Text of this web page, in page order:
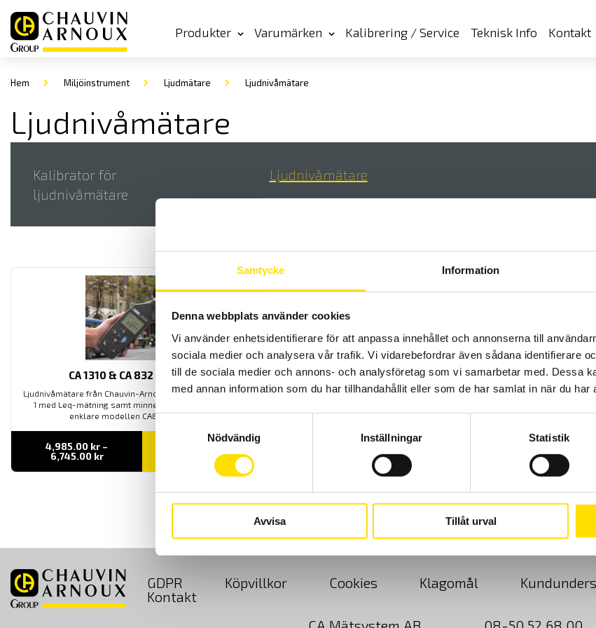
Samtycke Information
Denna webbplats använder cookies
Vi använder enhetsidentifierare för att anpassa innehållet och annonserna till
sociala medier och analysera vår trafik. Vi vidarebefordrar även sådana identifierare
till de sociala medier och annons- och analysföretag som vi samarbetar med. Dessa
med annan information som du har tillhandahållit eller som de har samlat in när du har
Samtyckesval
Nödvändig
Inställningar Statistik
Avvisa Tillåt urval
Produkter Varumärken Kalibrering / Service Teknisk Info Kontakt
Hem Miljöinstrument Ljudmätare Ljudnivåmätare
Ljudnivåmätare
Kalibrator för
ljudnivåmätare
Ljudnivåmätare
CA 1310 & CA 832 Ljudmätare
Ljudnivåmätare från Chauvin-Arnoux; CA1310 enligt IEC61672-
1 med Leq-mätning samt minne för loggning. Samt den
enklare modellen CA832 utan minne.
4,985.00 kr –
6,745.00 krPrisintervall:
till
LÄS MER
GDPR Köpvillkor Cookies Klagomål
Kontakt